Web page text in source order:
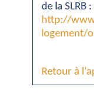
de la SLRB :
http://
logement/
Retour à